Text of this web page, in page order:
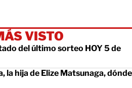
VISTO
del último sorteo HOY 5 de
la hija de Elize Matsunaga, dónde